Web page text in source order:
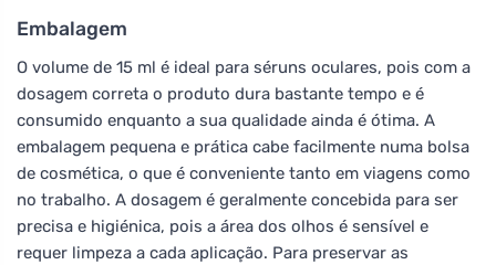
Embalagem
O volume de 15 ml é ideal para séruns oculares, pois com a
dosagem correta o produto dura bastante tempo e é
consumido enquanto a sua qualidade ainda é ótima. A
embalagem pequena e prática cabe facilmente numa bolsa
de cosmética, o que é conveniente tanto em viagens como
no trabalho. A dosagem é geralmente concebida para ser
precisa e higiénica, pois a área dos olhos é sensível e
requer limpeza a cada aplicação. Para preservar as